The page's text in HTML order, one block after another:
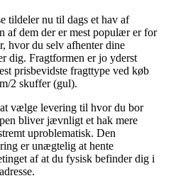
tildeler nu til dags et hav af
af dem der er mest populær er for
hvor du selv afhenter dine
dig. Fragtformen er jo yderst
prisbevidste fragttype ved køb
2 skuffer (gul).
vælge levering til hvor du bor
bliver jævnligt et hak mere
uproblematisk. Den
er unægtelig at hente
af at du fysisk befinder dig i